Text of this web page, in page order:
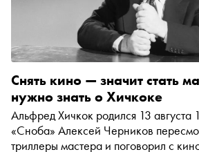
Снять кино — значит стать
нужно знать о Хичкоке
Альфред Хичкок родился 13 августа
«Сноба» Алексей Черников
триллеры мастера и поговорил с